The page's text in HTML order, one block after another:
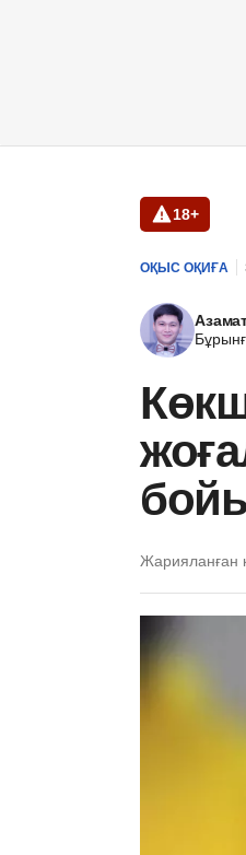
18+
ОҚЫС ОҚИҒА
Жарияланған